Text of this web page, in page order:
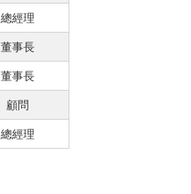
總經理
董事長
董事長
顧問
總經理